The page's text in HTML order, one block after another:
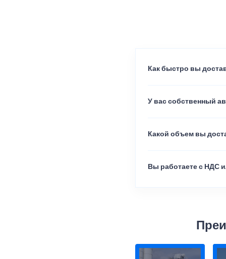
Как быстро вы
У вас собственный
Какой объем вы
Вы работаете с НДС